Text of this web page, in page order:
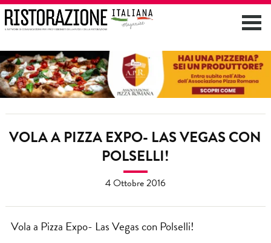
VOLA A PIZZA EXPO- LAS VEGAS CON
POLSELLI!
4 Ottobre 2016
Vola a Pizza Expo- Las Vegas con Polselli!